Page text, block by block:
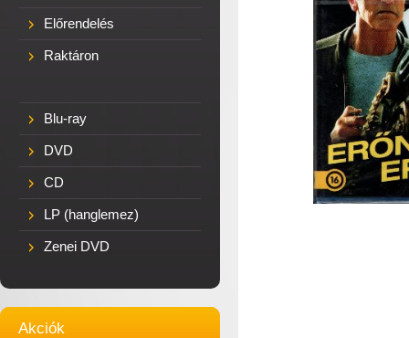
Előrendelés
Raktáron
Blu-ray
DVD
CD
LP (hanglemez)
Zenei DVD
Akciók